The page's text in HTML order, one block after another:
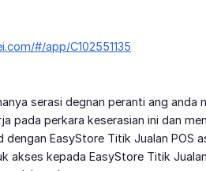
#/app/C102551135
serasi degnan peranti ang
pada perkara keserasian ini dan
EasyStore Titik Jualan POS
akses kepada EasyStore Titik